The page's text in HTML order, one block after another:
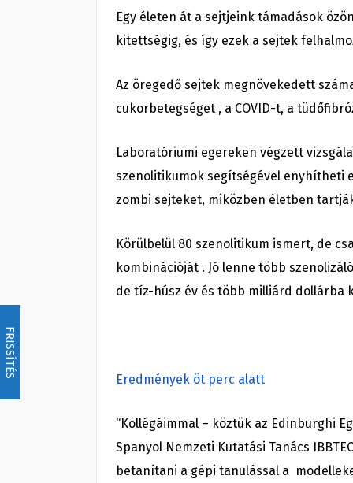
FRISSÍTÉS
Egy életen át a sejtjeink támadások
kitettségig, és így ezek a sejtek
Az öregedő sejtek megnövekedett
cukorbetegséget , a COVID-t, a
Laboratóriumi egereken végzett
szenolitikumok segítségével enyhítheti
zombi sejteket, miközben életben
Körülbelül 80 szenolitikum ismert, de
kombinációját . Jó lenne több
de tíz-húsz év és több milliárd dollárba
Eredmények öt perc alatt
“Kollégáimmal – köztük az Edinburghi
Spanyol Nemzeti Kutatási Tanács
betanítani a gépi tanulással a